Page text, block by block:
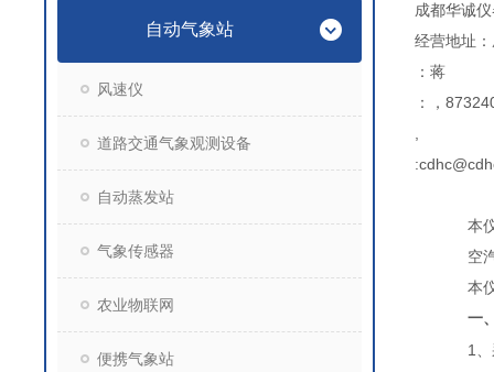
自动气象站
风速仪
道路交通气象观测设备
自动蒸发站
气象传感器
农业物联网
便携气象站
成都华诚
经营地址
：蒋
：，
本
空
本
一
1